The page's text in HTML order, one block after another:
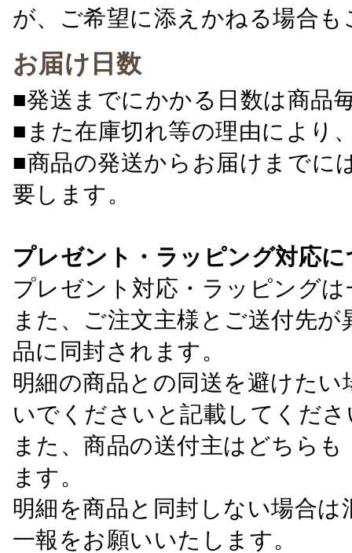
が、ご希望に添えかねる場合
お届け日数
■発送までにかかる日数は商品
■また在庫切れ等の理由により
■商品の発送からお届けまでに
要します。
プレゼント・ラッピング対応
プレゼント対応・ラッピング
また、ご注文主様とご送付先
品に同封されます。
明細の商品との同送を避けた
いでくださいと記載してくださ
また、商品の送付主はどちら
ます。
明細を商品と同封しない場合
一報をお願いいたします。